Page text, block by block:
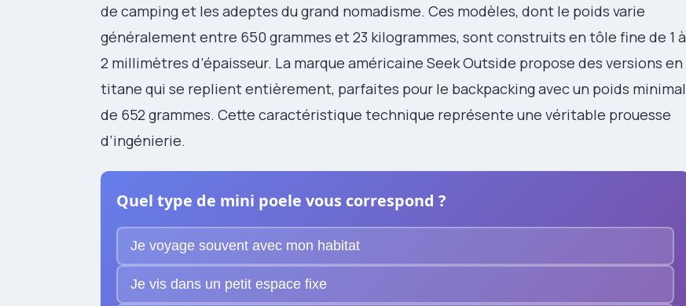
de camping et les adeptes du grand nomadisme. Ces modèles, dont le poids varie
généralement entre 650 grammes et 23 kilogrammes, sont construits en tôle fine de 1 à
2 millimètres d’épaisseur. La marque américaine Seek Outside propose des versions en
titane qui se replient entièrement, parfaites pour le backpacking avec un poids minimal
de 652 grammes. Cette caractéristique technique représente une véritable prouesse
d’ingénierie.
Quel type de mini poele vous correspond ?
Je voyage souvent avec mon habitat
Je vis dans un petit espace fixe